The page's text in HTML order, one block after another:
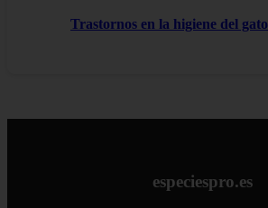
Trastornos en la higiene del gato
especiespro.es